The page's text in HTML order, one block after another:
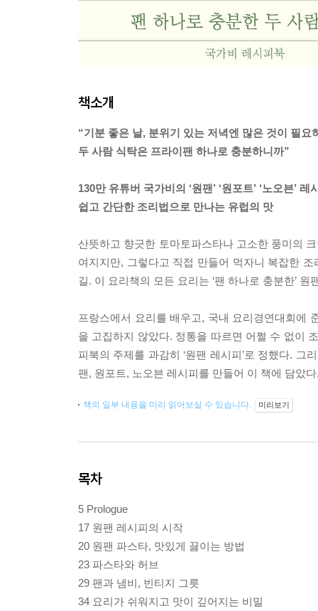
책소개
“기분 좋은 날, 분위기 있는 저녁엔 많은 것이 필요
두 사람 식탁은 프라이팬 하나로 충분하니까”
130만 유튜버 국가비의 ‘원팬’ ‘원포트’ ‘노오븐’ 레
쉽고 간단한 조리법으로 만나는 유럽의 맛
산뜻하고 향긋한 토마토파스타나 고소한 풍미의
여지지만, 그렇다고 직접 만들어 먹자니 복잡한
길. 이 요리책의 모든 요리는 ‘팬 하나로 충분한’ 원
프랑스에서 요리를 배우고, 국내 요리경연대회에
을 고집하지 않았다. 정통을 따르면 어쩔 수 없이
피북의 주제를 과감히 ‘원팬 레시피’로 정했다. 그
팬, 원포트, 노오븐 레시피를 만들어 이 책에 담았
책의 일부 내용을 미리 읽어보실 수 있습니다. 미리보기
목차
5 Prologue
17 원팬 레시피의 시작
20 원팬 파스타, 맛있게 끓이는 방법
23 파스타와 허브
29 팬과 냄비, 빈티지 그릇
34 요리가 쉬워지고 맛이 깊어지는 비밀